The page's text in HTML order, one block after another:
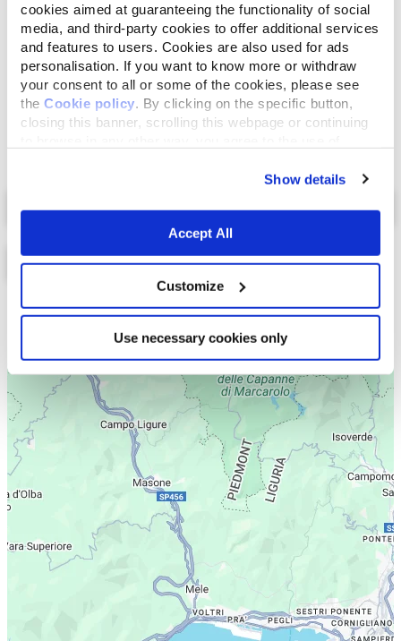
cookies aimed at guaranteeing the functionality of social
media, and third-party cookies to offer additional services
and features to users. Cookies are also used for ads
personalisation. If you want to know more or withdraw
your consent to all or some of the cookies, please see
the Cookie policy . By clicking on the specific button,
closing this banner, scrolling this webpage or continuing
Show details
Accept All
Customize
Use necessary cookies only
Carni e derivati 52% (pollo* 4%), pesci e
sottoprodotti dei pesci* 8%, sostanze minerali.
*Ingredienti naturali.
Lista Mappa